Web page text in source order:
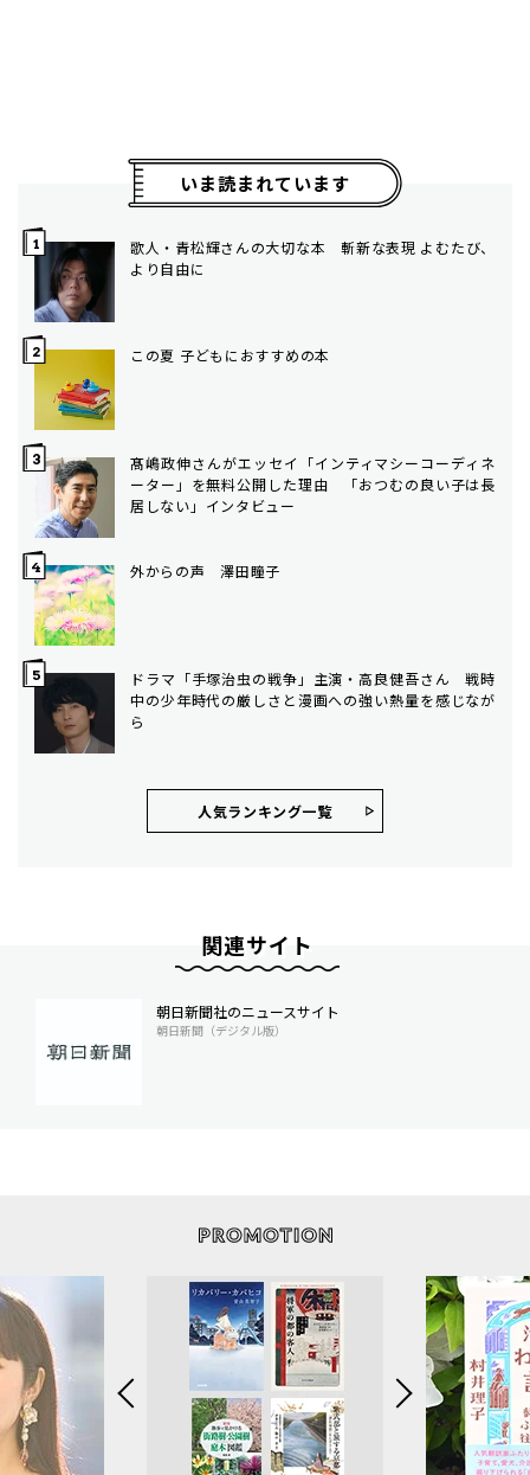
いま読まれています
歌人・青松輝さんの大切な本 斬新な表現 よむたび、
より自由に
この夏 子どもにおすすめの本
髙嶋政伸さんがエッセイ「インティマシーコーディネ
ーター」を無料公開した理由 「おつむの良い子は長
居しない」インタビュー
外からの声 澤田瞳子
ドラマ「手塚治虫の戦争」主演・高良健吾さん 戦時
中の少年時代の厳しさと漫画への強い熱量を感じなが
ら
人気ランキング⼀覧
関連サイト
朝日新聞社のニュースサイト
朝日新聞（デジタル版）